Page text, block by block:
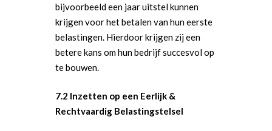
bijvoorbeeld een jaar uitstel kunnen
krijgen voor het betalen van hun eerste
belastingen. Hierdoor krijgen zij een
betere kans om hun bedrijf succesvol op
te bouwen.
7.2 Inzetten op een Eerlijk &
Rechtvaardig Belastingstelsel